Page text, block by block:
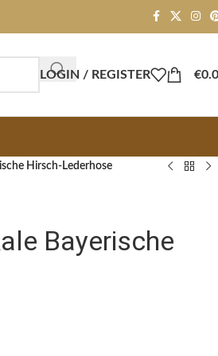
LOGIN / REGISTER €
Hirsch-Lederhose
Bayerische